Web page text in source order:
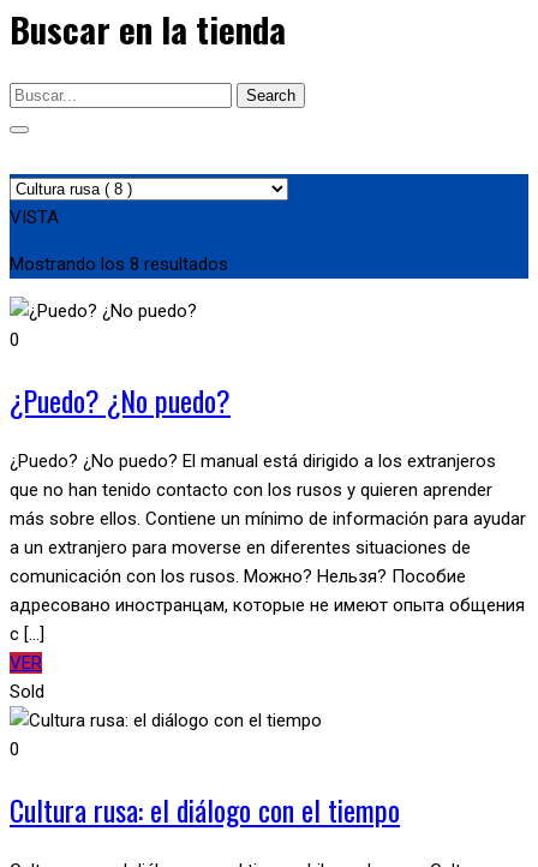
Buscar en la tienda
Search
VISTA
Mostrando los 8 resultados
0
¿Puedo? ¿No puedo?
¿Puedo? ¿No puedo? El manual está dirigido a los extranjeros
que no han tenido contacto con los rusos y quieren aprender
más sobre ellos. Contiene un mínimo de información para ayudar
a un extranjero para moverse en diferentes situaciones de
comunicación con los rusos. Можно? Нельзя? Пособие
адресовано иностранцам, которые не имеют опыта общения
с [...]
VER
Sold
0
Cultura rusa: el diálogo con el tiempo